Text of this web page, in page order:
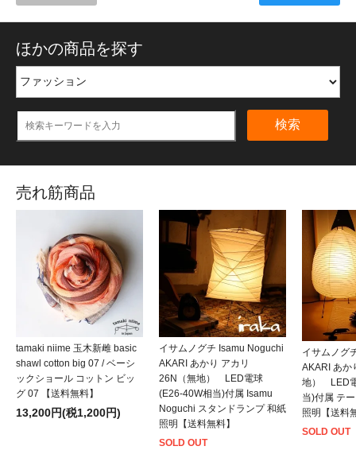
ほかの商品を探す
検索
売れ筋商品
tamaki niime 玉木新雌 basic
shawl cotton big 07 / ベーシ
ックショール コットン ビッ
グ 07 【送料無料】
13,200円(税1,200円)
イサムノグチ Isamu Noguchi
AKARI あかり アカリ
26N（無地） LED電球
(E26-40W相当)付属 Isamu
Noguchi スタンドランプ 和紙
照明【送料無料】
SOLD OUT
イサムノグ
AKARI あか
地） LED
当)付属 テ
照明【送料
SOLD OUT